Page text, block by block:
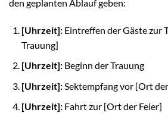
den geplanten Ablauf geben:
[Uhrzeit]:Eintreffen der Gäste zur
Trauung]
[Uhrzeit]:Beginn der Trauung
[Uhrzeit]:Sektempfang vor [Ort
[Uhrzeit]:Fahrt zur [Ort der Feier]